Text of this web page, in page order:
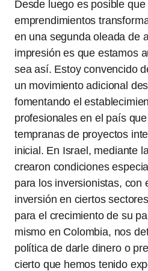
Desde luego es posible que
emprendimientos
en una segunda oleada de
impresión es que estamos
sea así. Estoy convencido
un movimiento adicional
fomentando el
profesionales en el país
tempranas de proyectos
inicial. En Israel, mediante
crearon condiciones
para los inversionistas, con
inversión en ciertos
para el crecimiento de su
mismo en Colombia, nos
política de darle dinero o
cierto que hemos tenido